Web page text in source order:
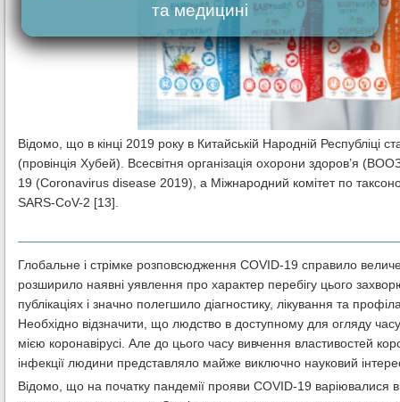
Відомо, що в кінці 2019 року в Китайській Народній Республіці
(провінція Хубей). Всесвітня організація охорони здоров’я
19 (Coronavirus disease 2019), а Міжнародний комітет по
SARS-CoV-2 [13].
Глобальне і стрімке розповсюдження COVID-19 справило
розширило наявні уявлення про характер перебігу цього
публікаціях і значно полегшило діагностику, лікування та
Необхідно відзначити, що людство в доступному для огляду
мією коронавірусі. Але до цього часу вивчення властивостей
інфекції людини представляло майже виключно науковий
Відомо, що на початку пандемії прояви COVID-19 варіювалися
та медицині